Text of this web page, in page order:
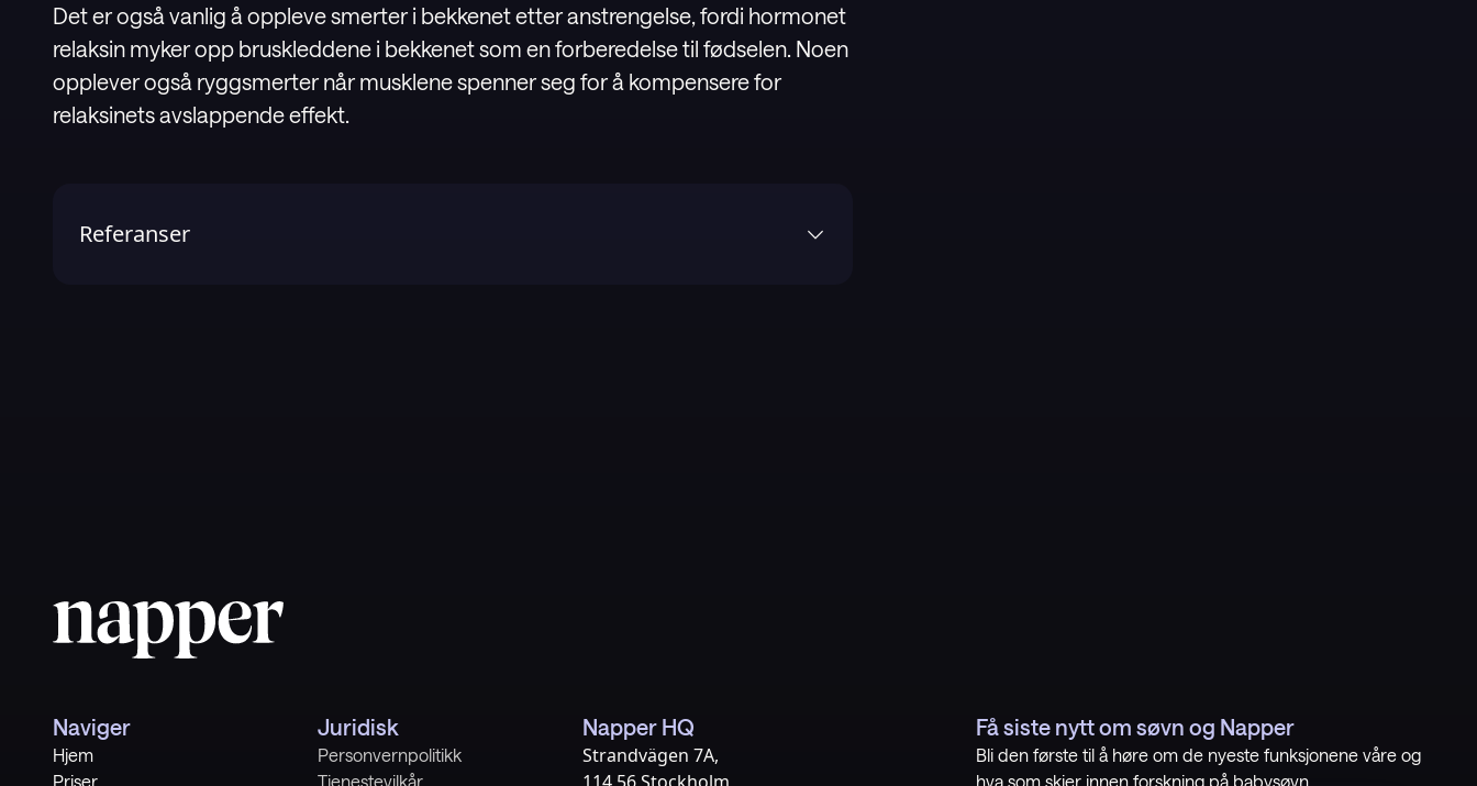
Det er også vanlig å oppleve smerter i bekkenet etter anstrengelse, fordi hormonet
relaksin myker opp bruskleddene i bekkenet som en forberedelse til fødselen. Noen
opplever også ryggsmerter når musklene spenner seg for å kompensere for
relaksinets avslappende effekt.
Referanser
Naviger
Hjem
Priser
Juridisk
Personvernpolitikk
Tjenestevilkår
Napper HQ
Strandvägen 7A,
Få siste nytt om søvn og Napper
Bli den første til å høre om de nyeste funksjonene våre og
hva som skjer innen forskning på babysøvn.